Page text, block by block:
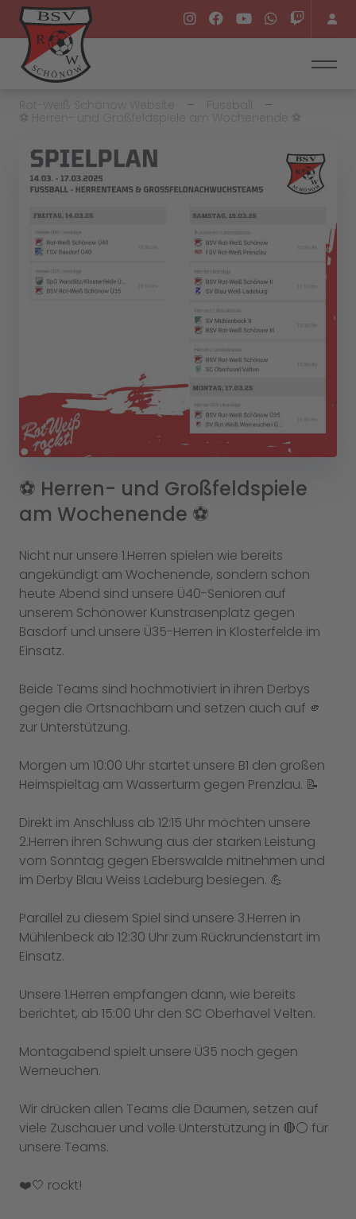
⚽️ Herren- und Großfeldspiele
am Wochenende ⚽️
Nicht nur unsere 1.Herren spielen wie bereits
angekündigt am Wochenende, sondern schon
heute Abend sind unsere Ü40-Senioren auf
unserem Schönower Kunstrasenplatz gegen
Basdorf und unsere Ü35-Herren in Klosterfelde im
Einsatz.
Beide Teams sind hochmotiviert in ihren Derbys
gegen die Ortsnachbarn und setzen auch auf 🫵
zur Unterstützung.
Morgen um 10:00 Uhr startet unsere B1 den großen
Heimspieltag am Wasserturm gegen Prenzlau. 📝
Direkt im Anschluss ab 12:15 Uhr möchten unsere
2.Herren ihren Schwung aus der starken Leistung
vom Sonntag gegen Eberswalde mitnehmen und
im Derby Blau Weiss Ladeburg besiegen. 💪
Parallel zu diesem Spiel sind unsere 3.Herren in
Mühlenbeck ab 12:30 Uhr zum Rückrundenstart im
Einsatz.
Unsere 1.Herren empfangen dann, wie bereits
berichtet, ab 15:00 Uhr den SC Oberhavel Velten.
Montagabend spielt unsere Ü35 noch gegen
Werneuchen.
Wir drücken allen Teams die Daumen, setzen auf
viele Zuschauer und volle Unterstützung in 🔴⚪️ für
unsere Teams.
❤️🤍 rockt!